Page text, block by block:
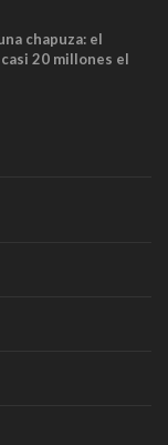
chapuza: el
20 millones el
cabían por los